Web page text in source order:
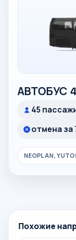
АВТОБУС
45
отмена за
NEOPLAN,
Похожие